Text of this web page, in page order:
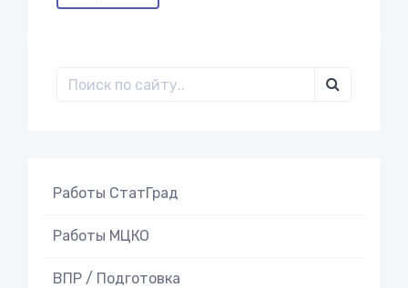
Работы СтатГрад
Работы МЦКО
ВПР / Подготовка